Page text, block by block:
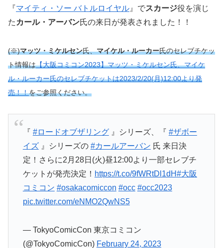
『マイティ・ソー バトルロイヤル 』でスカージ役を演じ
た カール・アーバン氏の来日が発表されました！！
(※)マッツ・ミケルセン氏、マイケル・ルーカー氏のセレブチケッ
ト情報は【大阪コミコン2023】マッツ・ミケルセン氏、マイケ
ル・ルーカー氏のセレブチケットは2023/2/20(月)12:00より発
売！！をご参照ください。
『 #ロードオブザリング』シリーズ、『 #ザボー
イズ』シリーズの #カールアーバン 氏 来日決
定！さらに2月28日(火)昼12:00より一部セレブチ
ケットが発売決定！ https://t.co/9fWRtDl1dH#大阪
コミコン #osakacomiccon #occ #occ2023
pic.twitter.com/eNMO2QwNS5
— TokyoComicCon 東京コミコン
(@TokyoComicCon) February 24, 2023